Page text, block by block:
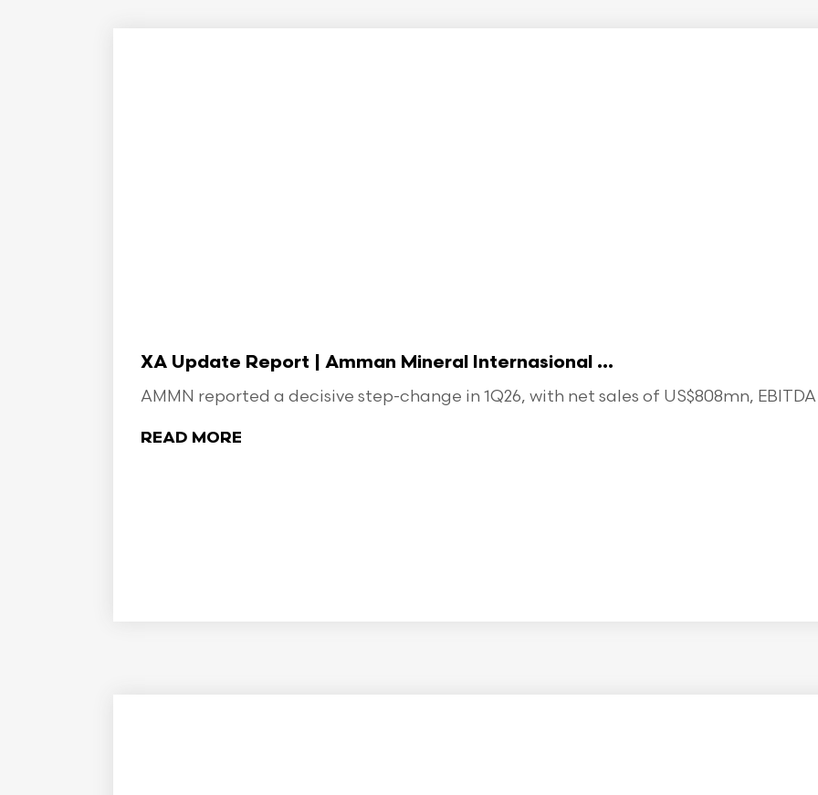
XA Update Report | Amman Mineral Internasional ...
AMMN reported a decisive step-change in 1Q26, with net sales of US$808mn, EBITDA
READ MORE